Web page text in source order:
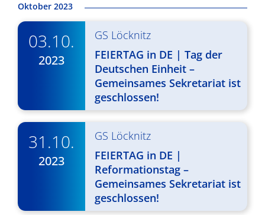
s
c
h
e
N
a
t
n
Oktober 2023
03.10.
2023
GS Löcknitz
FEIERTAG in DE | Tag der
Deutschen Einheit –
Gemeinsames Sekretariat ist
geschlossen!
31.10.
2023
GS Löcknitz
FEIERTAG in DE |
Reformationstag –
Gemeinsames Sekretariat ist
geschlossen!